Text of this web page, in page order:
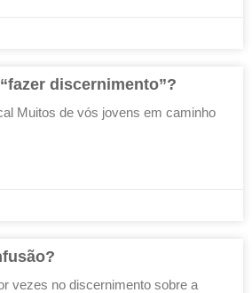
discernimento”?
Muitos de vós jovens em caminho
vezes no discernimento sobre a